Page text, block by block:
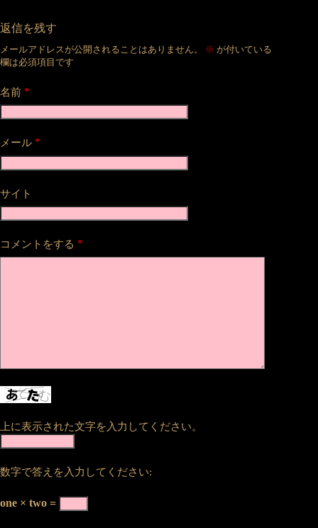
返信を残す
メールアドレスが公開されることはありません。 ※ が付いている
欄は必須項目です
名前 *
メール *
サイト
コメントをする *
上に表示された文字を入力してください。
数字で答えを入力してください:
one × two =